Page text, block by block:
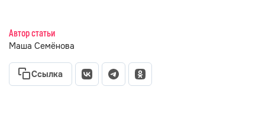
Автор статьи
Маша Семёнова
Ссылка